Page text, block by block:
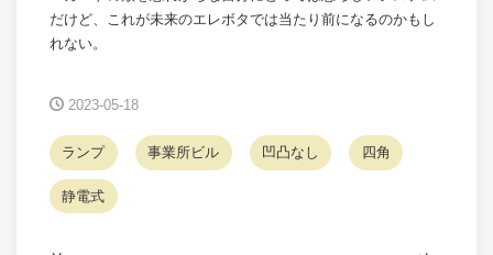
だけど、これが未来のエレボタでは当たり前になるのかもし
れない。
2023-05-18
ランプ 事業所ビル 凹凸なし 四角
静電式